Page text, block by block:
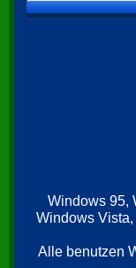
Windows 95,
Windows
Alle benutzen